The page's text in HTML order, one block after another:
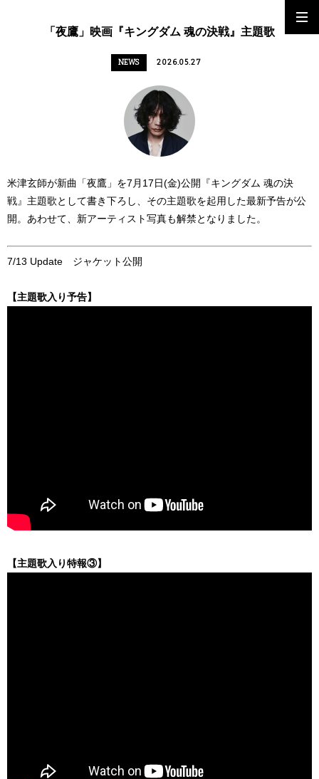
「夜鷹」映画『キングダム 魂の決戦』主題歌
NEWS 2026.05.27
米津玄師が新曲「夜鷹」を7月17日(金)公開『キングダム 魂の決
戦』主題歌として書き下ろし、その主題歌を起用した最新予告が公
開。あわせて、新アーティスト写真も解禁となりました。
7/13 Update ジャケット公開
【主題歌入り予告】
【主題歌入り特報③】